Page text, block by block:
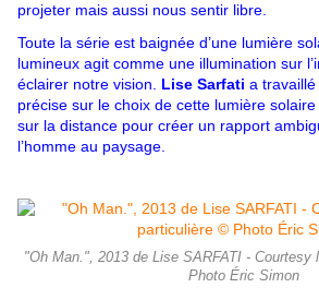
projeter mais aussi nous sentir libre.
Toute la série est baignée d’une lumière
lumineux agit comme une illumination sur
éclairer notre vision. Lise Sarfati a travaillé
précise sur le choix de cette lumière solaire
sur la distance pour créer un rapport
l’homme au paysage.
"Oh Man.", 2013 de Lise SARFATI - Courtesy
Photo Éric Simon